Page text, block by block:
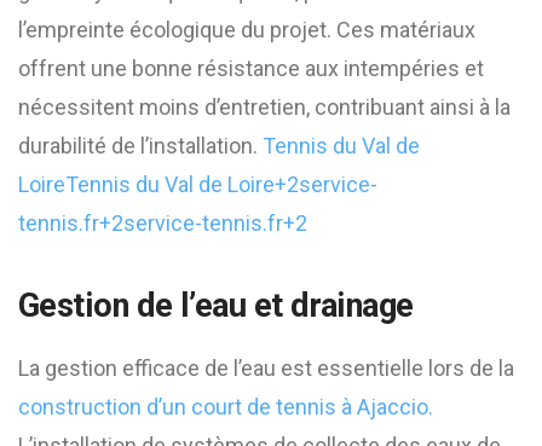
l’empreinte écologique du projet. Ces matériaux
offrent une bonne résistance aux intempéries et
nécessitent moins d’entretien, contribuant ainsi à la
durabilité de l’installation. ​ Tennis du Val de
LoireTennis du Val de Loire+2service-
tennis.fr+2service-tennis.fr+2
Gestion de l’eau et drainage
La gestion efficace de l’eau est essentielle lors de la
construction d’un court de tennis à Ajaccio.